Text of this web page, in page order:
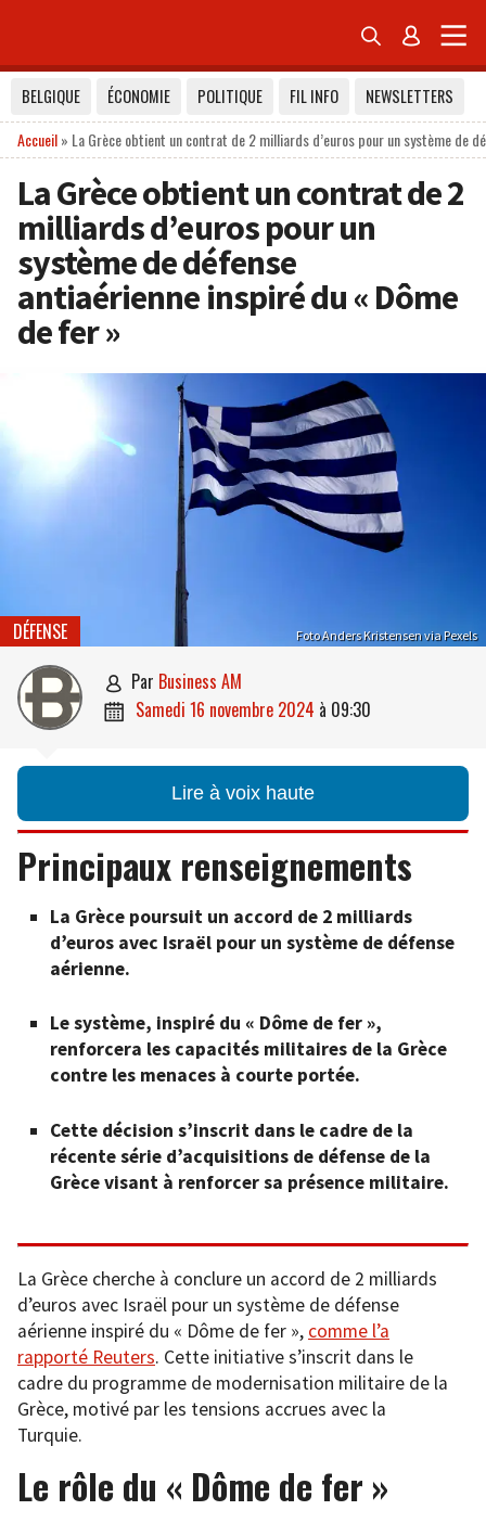
 
BELGIQUE ÉCONOMIE POLITIQUE FIL INFO
NEWSLETTERS
Accueil» La Grèce obtient un contrat de 2 milliards d’euros pour un système de
La Grèce obtient un contrat de 2
milliards d’euros pour un
système de défense
antiaérienne inspiré du « Dôme
de fer »
Foto Anders Kristensen via Pexels
DÉFENSE
 par Business AM
 samedi 16 novembre 2024 à 09:30
Lire à voix haute
Principaux renseignements
La Grèce poursuit un accord de 2 milliards
d’euros avec Israël pour un système de défense
aérienne.
Le système, inspiré du « Dôme de fer »,
renforcera les capacités militaires de la Grèce
contre les menaces à courte portée.
Cette décision s’inscrit dans le cadre de la
récente série d’acquisitions de défense de la
Grèce visant à renforcer sa présence militaire.
La Grèce cherche à conclure un accord de 2 milliards
d’euros avec Israël pour un système de défense
aérienne inspiré du « Dôme de fer », comme l’a
rapporté Reuters. Cette initiative s’inscrit dans le
cadre du programme de modernisation militaire de la
Grèce, motivé par les tensions accrues avec la
Turquie.
Le rôle du « Dôme de fer »